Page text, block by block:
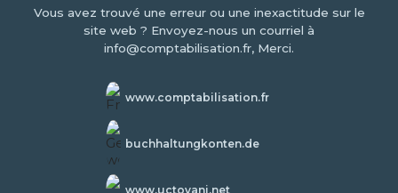
Vous avez trouvé une erreur ou une inexactitude sur le
site web ? Envoyez-nous un courriel à
info@comptabilisation.fr, Merci.
www.comptabilisation.fr
buchhaltungkonten.de
www.uctovani.net